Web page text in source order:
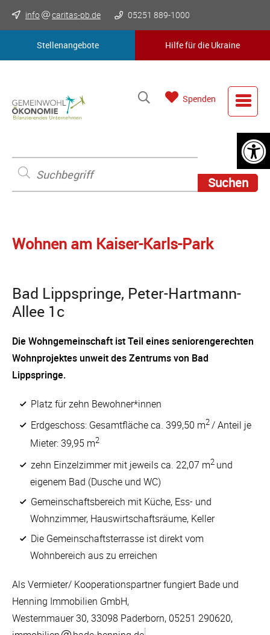
info caritas-pb.de 05251 889-1000
Spenden
Wohnen am Kaiser-Karls-Park
Bad Lippspringe, Peter-Hartmann-
Allee 1c
Die Wohngemeinschaft ist Teil eines seniorengerechten
Wohnprojektes unweit des Zentrums von Bad
Lippspringe.
Platz für zehn Bewohner*innen
Erdgeschoss: Gesamtfläche ca. 399,50 m2/ Anteil je
Mieter: 39,95 m2
zehn Einzelzimmer mit jeweils ca. 22,07 m2 und
eigenem Bad (Dusche und WC)
Gemeinschaftsbereich mit Küche, Ess- und
Wohnzimmer, Hauswirtschaftsräume, Keller
Die Gemeinschaftsterrasse ist direkt vom
Wohnbereich aus zu erreichen
Als Vermieter/ Kooperationspartner fungiert Bade und
Henning Immobilien GmbH,
Westernmauer 30, 33098 Paderborn, 05251 290620,
Stellenangebote Hilfe für die Ukraine